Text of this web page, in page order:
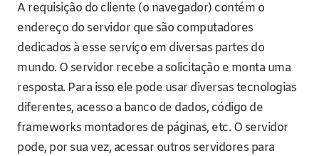
A requisição do cliente (o navegador) contém o
endereço do servidor que são computadores
dedicados à esse serviço em diversas partes do
mundo. O servidor recebe a solicitação e monta uma
resposta. Para isso ele pode usar diversas tecnologias
diferentes, acesso a banco de dados, código de
frameworks montadores de páginas, etc. O servidor
pode, por sua vez, acessar outros servidores para